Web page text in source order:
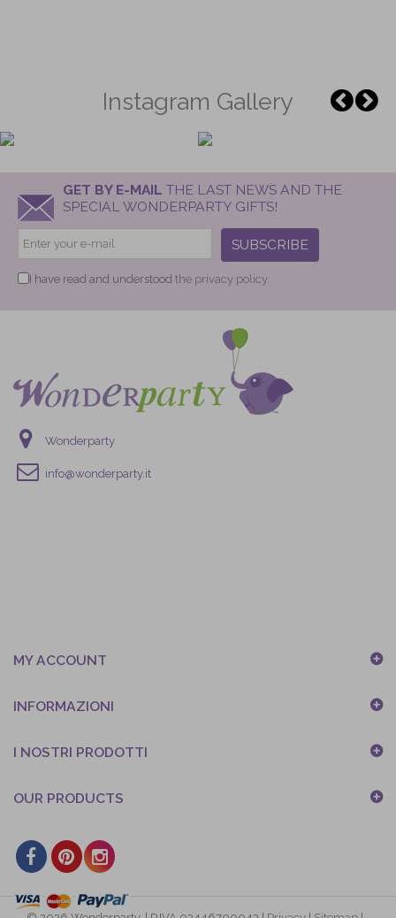
Instagram Gallery
GET BY E-MAIL THE LAST NEWS AND THE
SPECIAL WONDERPARTY GIFTS!
SUBSCRIBE
I have read and understood the privacy policy.
Wonderparty
info@wonderparty.it
MY ACCOUNT
INFORMAZIONI
I NOSTRI PRODOTTI
OUR PRODUCTS